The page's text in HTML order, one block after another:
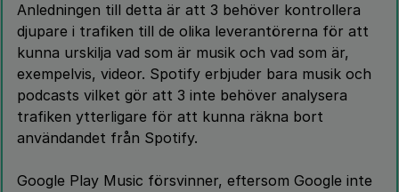
Anledningen till detta är att 3 behöver kontrollera
djupare i trafiken till de olika leverantörerna för att
kunna urskilja vad som är musik och vad som är,
exempelvis, videor. Spotify erbjuder bara musik och
podcasts vilket gör att 3 inte behöver analysera
trafiken ytterligare för att kunna räkna bort
användandet från Spotify.
Google Play Music försvinner, eftersom Google inte